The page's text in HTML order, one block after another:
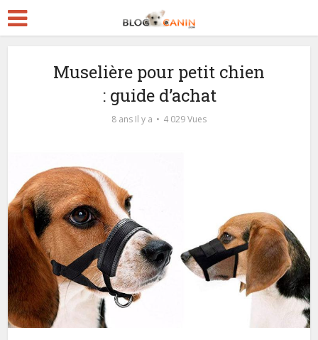
Muselière pour petit chien
: guide d’achat
8 ans Il y a 4 029 Vues